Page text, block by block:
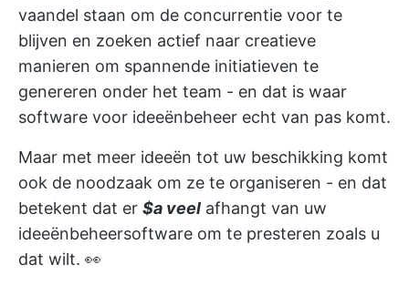
vaandel staan om de concurrentie voor te
blijven en zoeken actief naar creatieve
manieren om spannende initiatieven te
genereren onder het team - en dat is waar
software voor ideeënbeheer echt van pas komt.
Maar met meer ideeën tot uw beschikking komt
ook de noodzaak om ze te organiseren - en dat
betekent dat er $a veel afhangt van uw
ideeënbeheersoftware om te presteren zoals u
dat wilt. 👀